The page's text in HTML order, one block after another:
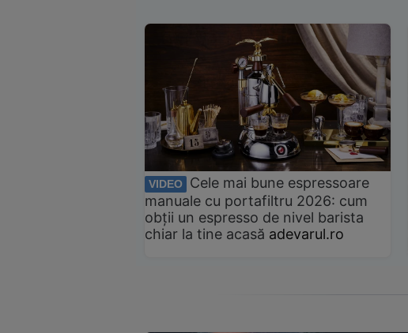
VIDEO
Cele mai bune espressoare
manuale cu portafiltru 2026: cum
obții un espresso de nivel barista
chiar la tine acasă adevarul.ro